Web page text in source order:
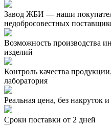
Завод ЖБИ — наши
недобросовестных
Возможность производства
изделий
Контроль качества
лаборатория
Реальная цена, без накруток
Сроки поставки от 2 дней